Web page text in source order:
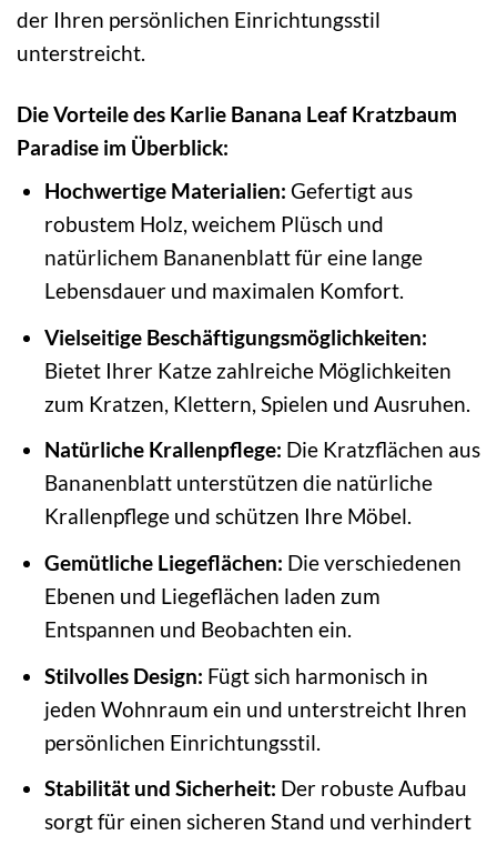
der Ihren persönlichen Einrichtungsstil
unterstreicht.
Die Vorteile des Karlie Banana Leaf Kratzbaum
Paradise im Überblick:
Hochwertige Materialien: Gefertigt aus
robustem Holz, weichem Plüsch und
natürlichem Bananenblatt für eine lange
Lebensdauer und maximalen Komfort.
Vielseitige Beschäftigungsmöglichkeiten:
Bietet Ihrer Katze zahlreiche Möglichkeiten
zum Kratzen, Klettern, Spielen und Ausruhen.
Natürliche Krallenpflege: Die Kratzflächen aus
Bananenblatt unterstützen die natürliche
Krallenpflege und schützen Ihre Möbel.
Gemütliche Liegeflächen: Die verschiedenen
Ebenen und Liegeflächen laden zum
Entspannen und Beobachten ein.
Stilvolles Design: Fügt sich harmonisch in
jeden Wohnraum ein und unterstreicht Ihren
persönlichen Einrichtungsstil.
Stabilität und Sicherheit: Der robuste Aufbau
sorgt für einen sicheren Stand und verhindert